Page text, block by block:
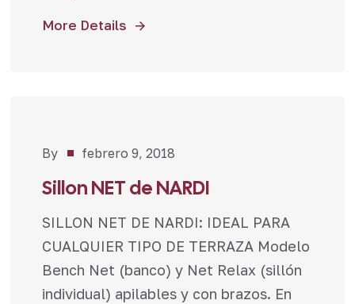
More Details
Novedades
By febrero 9, 2018
Sillon NET de NARDI
SILLON NET DE NARDI: IDEAL PARA
CUALQUIER TIPO DE TERRAZA Modelo
Bench Net (banco) y Net Relax (sillón
individual) apilables y con brazos. En